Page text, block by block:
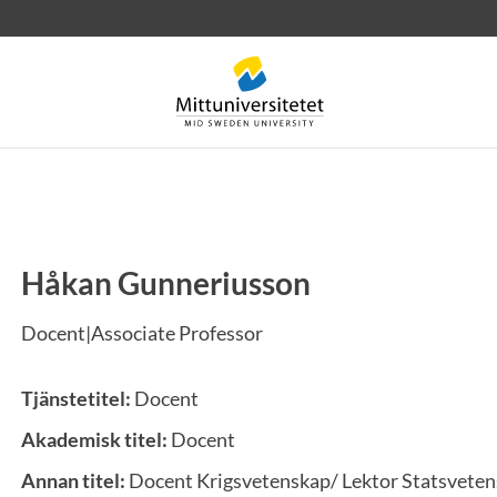
Personal Lediga jobb
Håkan Gunneriusson
Docent|Associate Professor
Tjänstetitel: Docent
Akademisk titel: Docent
Annan titel: Docent Krigsvetenskap/ Lektor